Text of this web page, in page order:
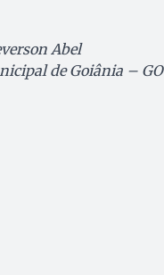
Abel
de Goiânia – GO